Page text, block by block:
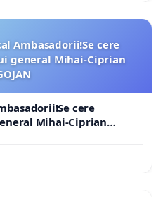
Ambasadorii!Se cere
general Mihai-Ciprian
cere
Mihai-Ciprian